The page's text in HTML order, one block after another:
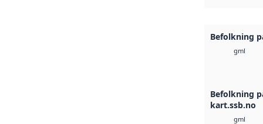
Befolkning
gml
Befolkning
kart.ssb.no
gml